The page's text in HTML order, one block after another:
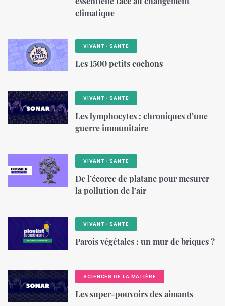
climatique
VIVANT・SANTÉ
Les 1500 petits cochons
VIVANT・SANTÉ
Les lymphocytes : chroniques d’une
guerre immunitaire
VIVANT・SANTÉ
De l’écorce de platane pour mesurer
la pollution de l’air
VIVANT・SANTÉ
Parois végétales : un mur de briques ?
SCIENCES DE LA MATIÈRE
Les super-pouvoirs des aimants